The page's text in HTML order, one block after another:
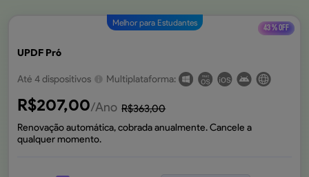
43 % OFF
Melhor para Estudantes
UPDF Pró
Até 4 dispositivos Multiplataforma:
R$207,00/Ano R$363,00
Renovação automática, cobrada anualmente. Cancele a
qualquer momento.